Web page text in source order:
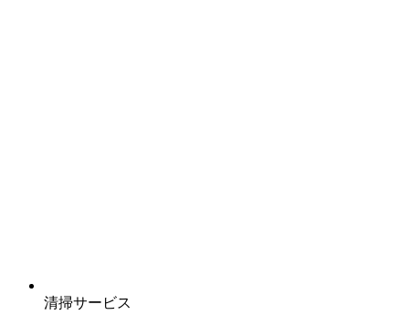
清掃サービス